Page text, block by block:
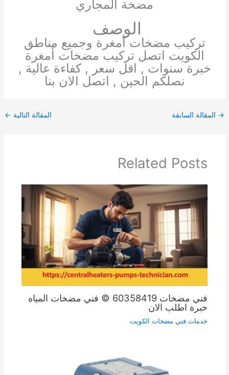
مضخة المجاري
الوصف
تركيب مضخات أمغرة وجميع مناطق
الكويت اتصل تركيب مضخات أمغرة
خبرة سنوات , اقل سعر , كفاءة عالية ,
نصلكم الحين , اتصل الان بنا
→ المقالة السابقة المقالة التالية ←
Related Posts
فني مضخات 60358419 © فني مضخات المياه
خبرة اطلب الان
خدمات فني مضخات الكويت